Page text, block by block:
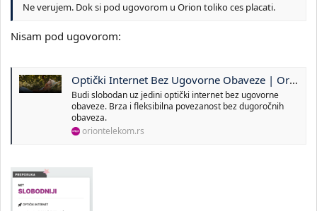
Ne verujem. Dok si pod ugovorom u Orion toliko ces placati.
Nisam pod ugovorom:
Optički Internet Bez Ugovorne Obaveze | Orion telekom
Budi slobodan uz jedini optički internet bez ugovorne
obaveze. Brza i fleksibilna povezanost bez dugoročnih
obaveza.
oriontelekom.rs